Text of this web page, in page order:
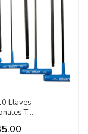
Llaves
T
Punta Bola 9